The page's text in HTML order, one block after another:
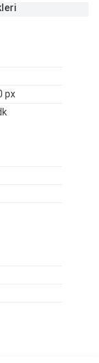
px